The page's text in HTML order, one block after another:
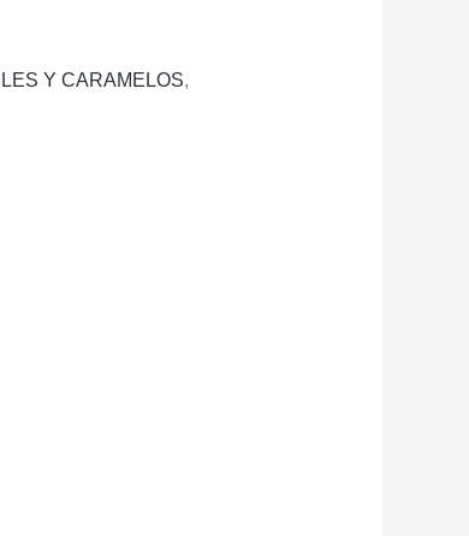
Y CARAMELOS,